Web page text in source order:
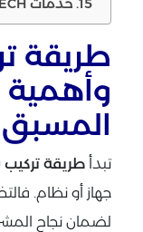
خدمات STECH في أنظمة المنازل الذكية :
طريقة
تبدأ طريقة
جهاز أو نظام.
لضمان نجاح